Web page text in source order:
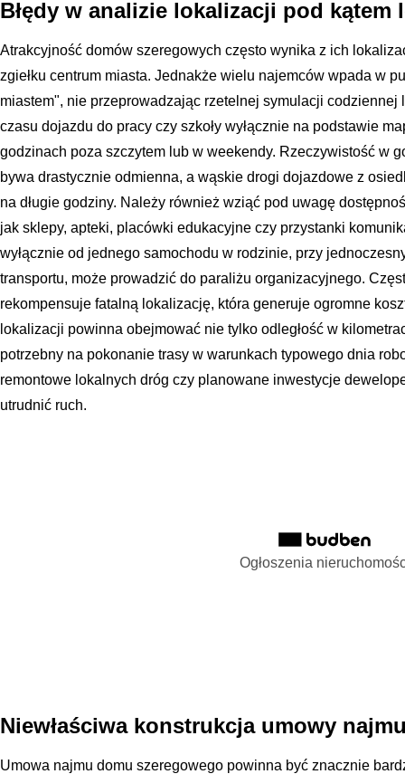
Błędy w analizie lokalizacji pod
Atrakcyjność domów szeregowych często wynika z ich
zgiełku centrum miasta. Jednakże wielu najemców wpada w
miastem", nie przeprowadzając rzetelnej symulacji codziennej
czasu dojazdu do pracy czy szkoły wyłącznie na podstawie
godzinach poza szczytem lub w weekendy. Rzeczywistość w
bywa drastycznie odmienna, a wąskie drogi dojazdowe z
na długie godziny. Należy również wziąć pod uwagę
jak sklepy, apteki, placówki edukacyjne czy przystanki
wyłącznie od jednego samochodu w rodzinie, przy
transportu, może prowadzić do paraliżu organizacyjnego.
rekompensuje fatalną lokalizację, która generuje ogromne
lokalizacji powinna obejmować nie tylko odległość w
potrzebny na pokonanie trasy w warunkach typowego dnia
remontowe lokalnych dróg czy planowane inwestycje
utrudnić ruch.
Ogłoszenia
Niewłaściwa konstrukcja umowy
Umowa najmu domu szeregowego powinna być znacznie